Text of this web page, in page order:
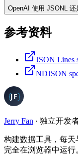
OpenAI 使用 JSONL 还
参考资料
JSON Lines
NDJSON
Jerry Fan · 独立开发
构建数据工具，每天
完全在浏览器中运行